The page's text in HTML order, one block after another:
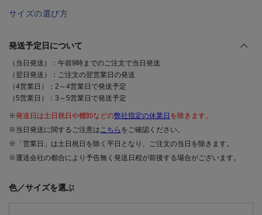
サイズの選び方
発送予定日について
（当日発送）：午前9時までのご注文で当日発送
（翌日発送）：ご注文の翌営業日の発送
（4営業日）：2～4営業日で発送予定
（5営業日）：3～5営業日で発送予定
※発送日は土日祝日や棚卸などの弊社指定の休業日 を除きます。
※当日発送に関するご注意はこちら をご確認ください。
※「営業日」は土日祝日を除く平日となり、ご注文の当日を除きます。
※運送会社の都合により予告無く発送日程が前後する場合がございます。
色／サイズを選ぶ